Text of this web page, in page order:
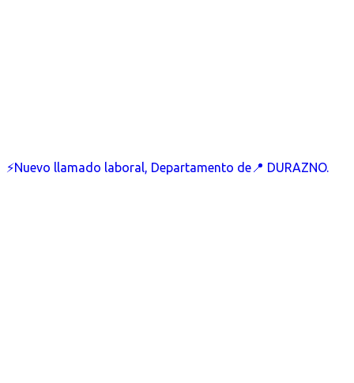
⚡Nuevo llamado laboral, Departamento de📍 DURAZNO.